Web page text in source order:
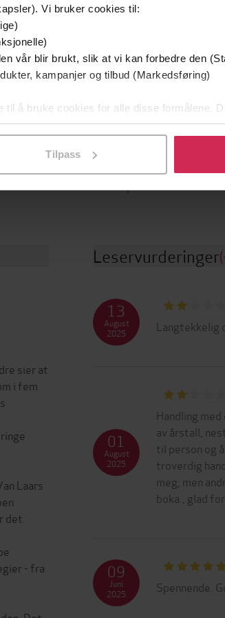
Vi bruker cookies til:
vår blir brukt, slik at vi kan forbedre den
kampanjer og tilbud (Markedsføring)
å bruke cookies for alle disse formålene.
Du kan når som helst trekke
Tilpass
En lykkelig familie
Sjanger Krim
Språk
Format
sier at
i fem
Laars
det.
- fra
Leservurderinger
13
August
2025
Handling
av årstall,
til person og
troverdig
meg, men
boka., glad
01
August
2025
Spennende.
09
Juni
2025